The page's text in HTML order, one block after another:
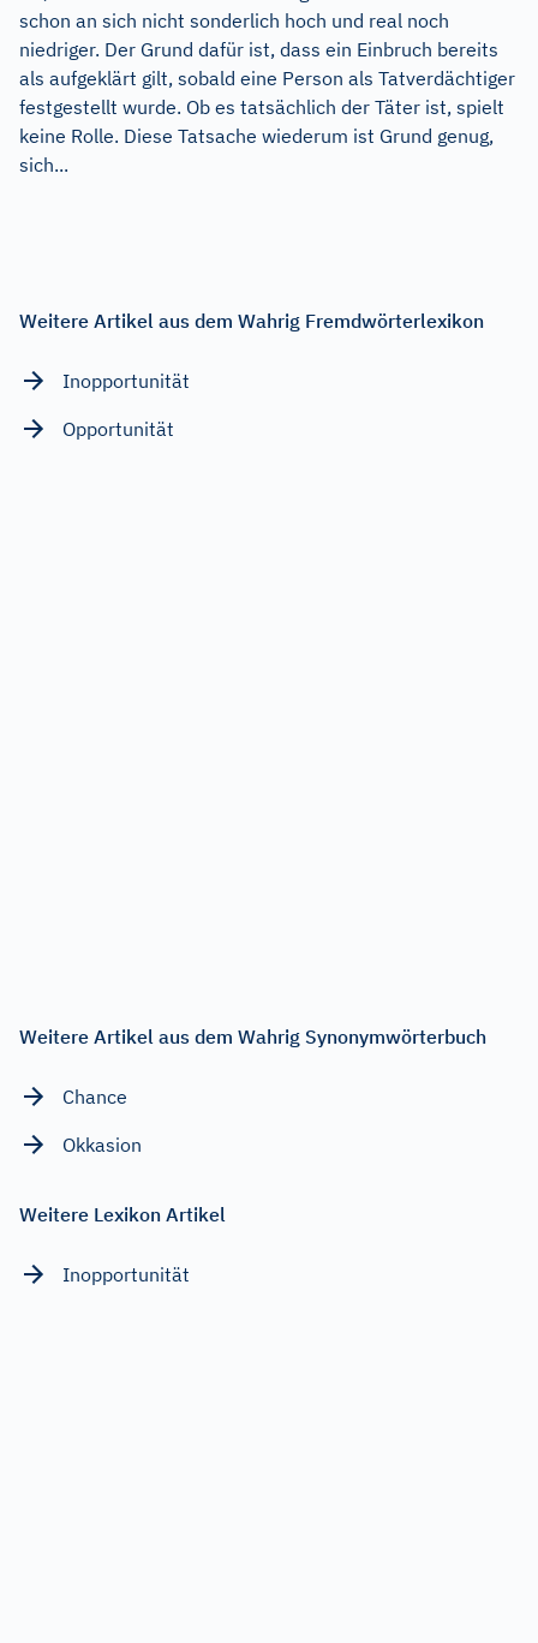
schon an sich nicht sonderlich hoch und real noch
niedriger. Der Grund dafür ist, dass ein Einbruch bereits
als aufgeklärt gilt, sobald eine Person als Tatverdächtiger
festgestellt wurde. Ob es tatsächlich der Täter ist, spielt
keine Rolle. Diese Tatsache wiederum ist Grund genug,
sich...
Weitere Artikel aus dem Wahrig Fremdwörterlexikon
Inopportunität
Opportunität
Weitere Artikel aus dem Wahrig Synonymwörterbuch
Chance
Okkasion
Weitere Lexikon Artikel
Inopportunität